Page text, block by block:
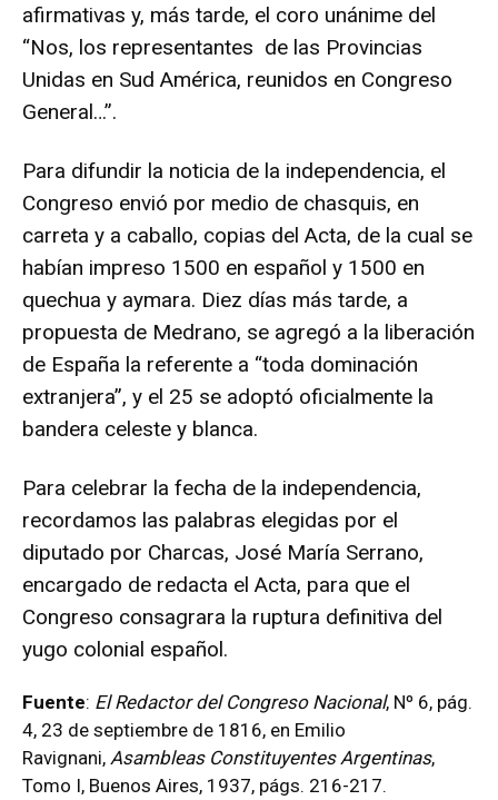
afirmativas y, más tarde, el coro unánime del
“Nos, los representantes de las Provincias
Unidas en Sud América, reunidos en Congreso
General…”.
Para difundir la noticia de la independencia, el
Congreso envió por medio de chasquis, en
carreta y a caballo, copias del Acta, de la cual se
habían impreso 1500 en español y 1500 en
quechua y aymara. Diez días más tarde, a
propuesta de Medrano, se agregó a la liberación
de España la referente a “toda dominación
extranjera”, y el 25 se adoptó oficialmente la
bandera celeste y blanca.
Para celebrar la fecha de la independencia,
recordamos las palabras elegidas por el
diputado por Charcas, José María Serrano,
encargado de redacta el Acta, para que el
Congreso consagrara la ruptura definitiva del
yugo colonial español.
Fuente: El Redactor del Congreso Nacional, Nº 6, pág.
4, 23 de septiembre de 1816, en Emilio
Ravignani, Asambleas Constituyentes Argentinas,
Tomo I, Buenos Aires, 1937, págs. 216-217.